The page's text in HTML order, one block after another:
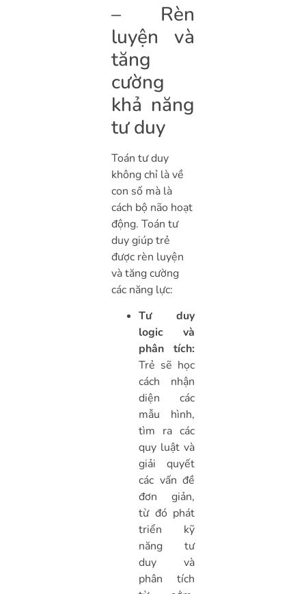
– Rèn
luyện và
tăng
cường
khả năng
tư duy
Toán tư duy
không chỉ là về
con số mà là
cách bộ não hoạt
động. Toán tư
duy giúp trẻ
được rèn luyện
và tăng cường
các năng lực:
Tư duy
logic và
phân tích:
Trẻ sẽ học
cách nhận
diện các
mẫu hình,
tìm ra các
quy luật và
giải quyết
các vấn đề
đơn giản,
từ đó phát
triển kỹ
năng tư
duy và
phân tích